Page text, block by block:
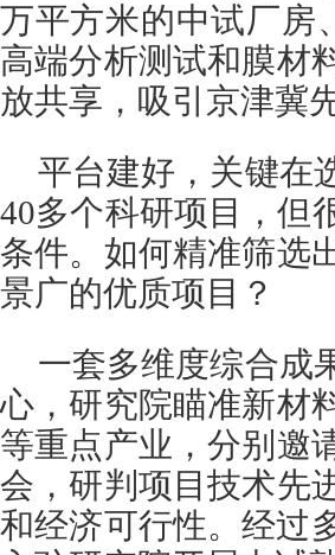
万平方米的中试厂房
高端分析测试和膜材
放共享，吸引京津冀
平台建好，关键在
40多个科研项目，但
条件。如何精准筛选
景广的优质项目？
一套多维度综合成
心，研究院瞄准新材
等重点产业，分别邀
会，研判项目技术先
和经济可行性。经过